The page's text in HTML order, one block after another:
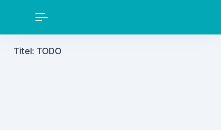
Titel: TODO